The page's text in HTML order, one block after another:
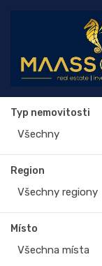
Typ nemovitosti
Všechny
Region
Všechny regiony
Místo
Všechna místa